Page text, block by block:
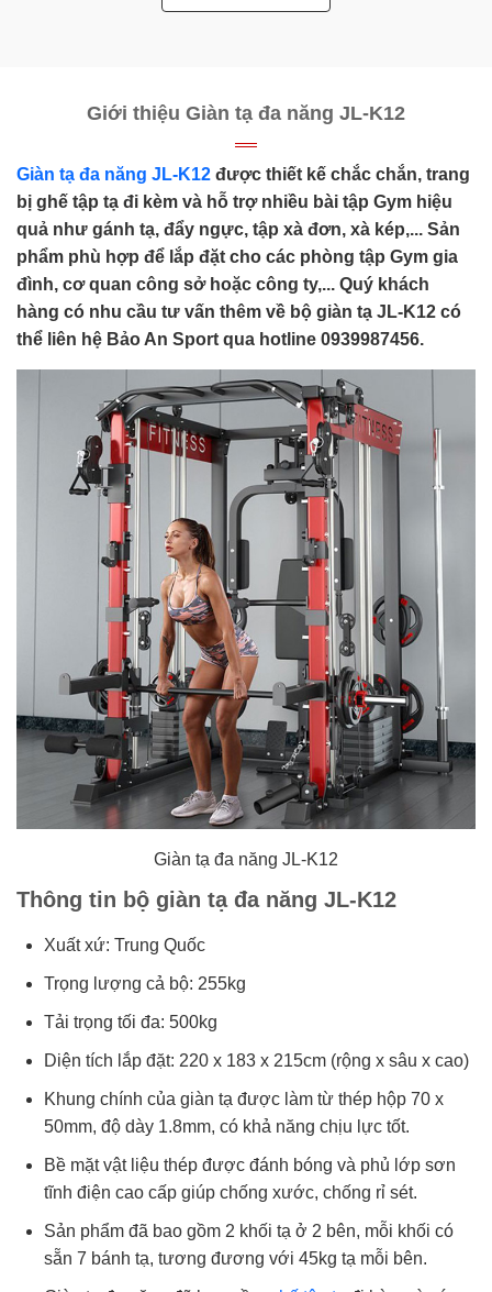
Giới thiệu Giàn tạ đa năng JL-K12
Giàn tạ đa năng JL-K12 được thiết kế chắc chắn, trang
bị ghế tập tạ đi kèm và hỗ trợ nhiều bài tập Gym hiệu
quả như gánh tạ, đẩy ngực, tập xà đơn, xà kép,... Sản
phẩm phù hợp để lắp đặt cho các phòng tập Gym gia
đình, cơ quan công sở hoặc công ty,... Quý khách
hàng có nhu cầu tư vấn thêm về bộ giàn tạ JL-K12 có
thể liên hệ Bảo An Sport qua hotline 0939987456.
Giàn tạ đa năng JL-K12
Thông tin bộ giàn tạ đa năng JL-K12
Xuất xứ: Trung Quốc
Trọng lượng cả bộ: 255kg
Tải trọng tối đa: 500kg
Diện tích lắp đặt: 220 x 183 x 215cm (rộng x sâu x cao)
Khung chính của giàn tạ được làm từ thép hộp 70 x
50mm, độ dày 1.8mm, có khả năng chịu lực tốt.
Bề mặt vật liệu thép được đánh bóng và phủ lớp sơn
tĩnh điện cao cấp giúp chống xước, chống rỉ sét.
Sản phẩm đã bao gồm 2 khối tạ ở 2 bên, mỗi khối có
sẵn 7 bánh tạ, tương đương với 45kg tạ mỗi bên.